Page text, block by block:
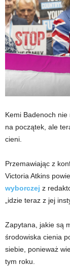
Kemi Badenoch nie
na początek, ale
cieni.
Przemawiając z
Victoria Atkins
wyborczej z
„idzie teraz z jej
Zapytana, jakie są
środowiska cienia
siebie, ponieważ
tym roku.